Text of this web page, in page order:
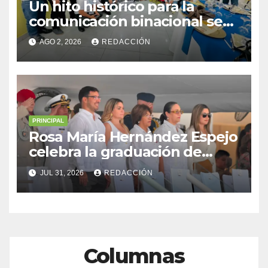
Un hito histórico para la
comunicación binacional se
consolidó con el Primer
Encuentro Periodístico
Guatemala–México en
AGO 2, 2026 REDACCIÓN
PRINCIPAL
Rosa María Hernández Espejo
celebra la graduación de
cadetes navales junto a
Sheinbaum y Nahle
JUL 31, 2026 REDACCIÓN
Columnas